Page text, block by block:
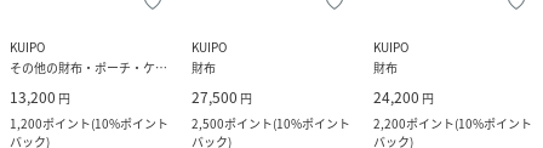
KUIPO
その他の財布・ポーチ・ケース
13,200 円
1,200ポイント(10%ポイント
バック)
KUIPO
財布
27,500 円
2,500ポイント(10%ポイント
バック)
KUIPO
財布
24,200 円
2,200ポイント(10%ポイント
バック)